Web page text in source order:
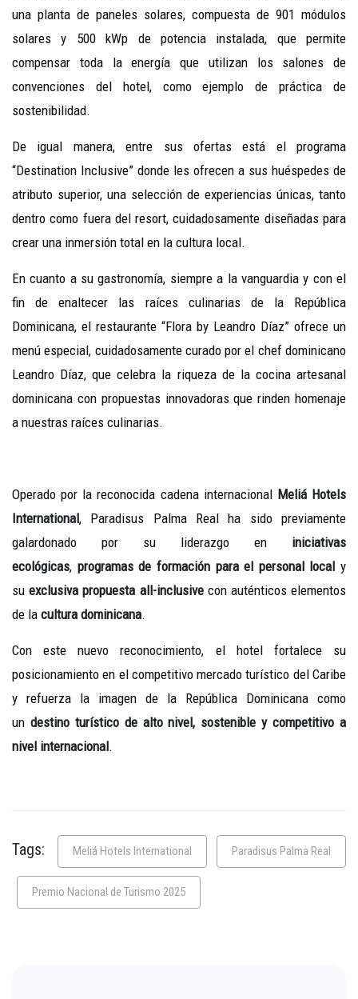
una planta de paneles solares, compuesta de 901 módulos
solares y 500 kWp de potencia instalada, que permite
compensar toda la energía que utilizan los salones de
convenciones del hotel, como ejemplo de práctica de
sostenibilidad.
De igual manera, entre sus ofertas está el programa
“Destination Inclusive” donde les ofrecen a sus huéspedes de
atributo superior, una selección de experiencias únicas, tanto
dentro como fuera del resort, cuidadosamente diseñadas para
crear una inmersión total en la cultura local.
En cuanto a su gastronomía, siempre a la vanguardia y con el
fin de enaltecer las raíces culinarias de la República
Dominicana, el restaurante “Flora by Leandro Díaz” ofrece un
menú especial, cuidadosamente curado por el chef dominicano
Leandro Díaz, que celebra la riqueza de la cocina artesanal
dominicana con propuestas innovadoras que rinden homenaje
a nuestras raíces culinarias.
Operado por la reconocida cadena internacional Meliá Hotels
International, Paradisus Palma Real ha sido previamente
galardonado por su liderazgo en iniciativas
ecológicas, programas de formación para el personal local y
suexclusiva propuesta all-inclusivecon auténticos elementos
de la cultura dominicana.
Con este nuevo reconocimiento, el hotel fortalece su
posicionamiento en el competitivo mercado turístico del Caribe
y refuerza la imagen de la República Dominicana como
un destino turístico de alto nivel, sostenible y competitivo a
nivel internacional.
Tags: Meliá Hotels International Paradisus Palma Real
Premio Nacional de Turismo 2025